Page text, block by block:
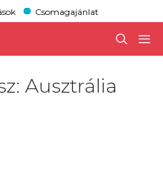
Csomagajánlat
Ausztrália